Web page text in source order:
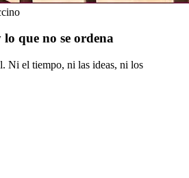
que no se ordena
Ni el tiempo, ni las ideas, ni los